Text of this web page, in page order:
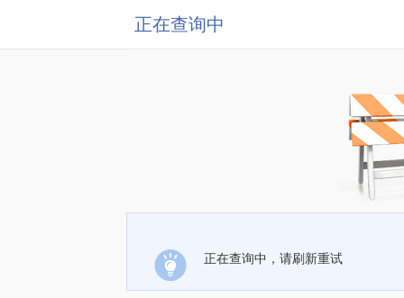
正在查询中
正在查询中，请刷新重试